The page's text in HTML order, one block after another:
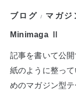
ブログ / マガジ
Minimaga Ⅱ
記事を書いて公
紙のように整っ
めのマガジン型